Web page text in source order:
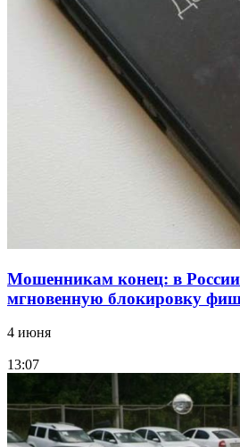
Сладкий праздник в
парке прошёл фестиваль
Волгоградские компании
заключены контракты на 3,6
Мошенникам конец: в России
мгновенную блокировку
4 июня
13:07